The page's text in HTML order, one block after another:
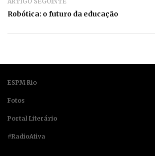
Robótica: o futuro da educação
ESPM Rio
Fotos
Portal Literário
#RadioAtiva